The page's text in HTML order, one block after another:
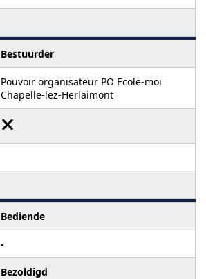
Bestuurder
Pouvoir organisateur PO Ecole-moi
Chapelle-lez-Herlaimont
Bediende
-
Bezoldigd